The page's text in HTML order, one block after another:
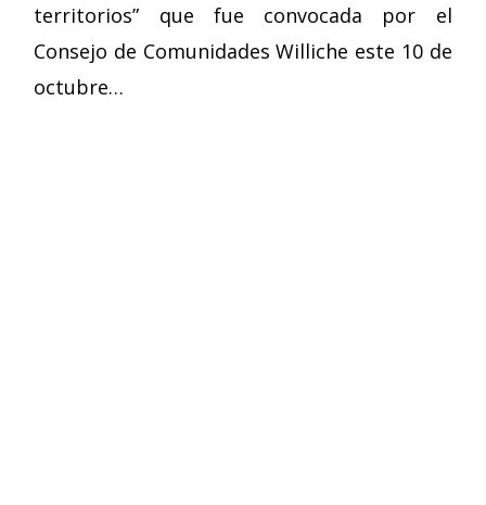
territorios” que fue convocada por el
Consejo de Comunidades Williche este 10 de
octubre…